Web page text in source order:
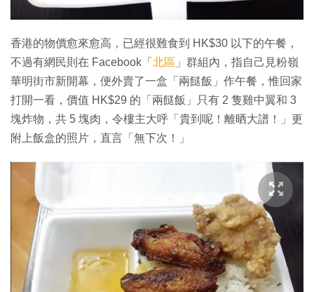
香港的物價愈來愈高，已經很難食到 HK$30 以下的午餐，
不過有網民則在 Facebook「 北區 」群組內，指自己見粉嶺
華明街市新開幕，便外賣了一盒「兩餸飯」作午餐，惟回家
打開一看，價值 HK$29 的「兩餸飯」只有 2 隻雞中翼和 3
塊炸物，共 5 塊肉，令樓主大呼「貴到呢！離晒大譜！」更
附上飯盒的照片，直言「無下次！」